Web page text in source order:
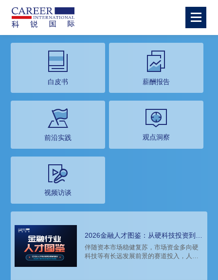
白皮书 薪酬报告
前沿实践 观点洞察
视频访谈
2026金融人才图鉴：从硬科技投资到金
融AI，企业在为哪些能力买单？
伴随资本市场稳健复苏，市场资金多向硬
科技等有长远发展前景的赛道投入，人才